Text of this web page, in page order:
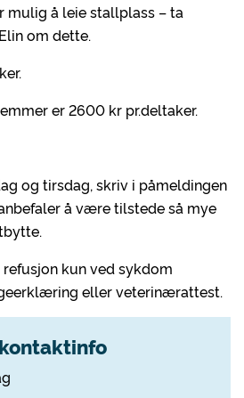
mulig å leie stallplass – ta
om dette.
er 2600 kr pr.deltaker.
og tirsdag, skriv i påmeldingen
å være tilstede så mye
kun ved sykdom
eller veterinærattest.